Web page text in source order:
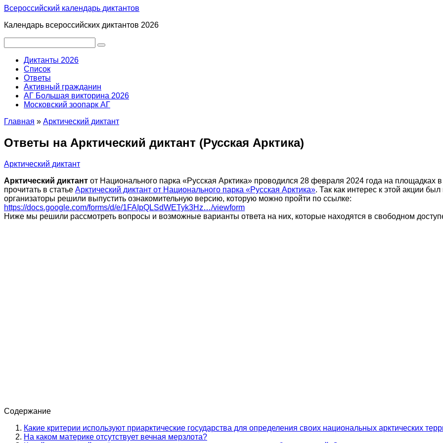
Перейти
контенту
Всероссийский календарь диктантов
Календарь всероссийских диктантов 2026
Диктанты 2026
Список
Ответы
Активный гражданин
АГ Большая викторина 2026
Московский зоопарк АГ
Главная » Арктический диктант
Ответы на Арктический диктант (Русская Арктика)
Арктический диктант
Арктический диктант от Национального парка «Русская Арктика» проводился 28 февраля 2024 года на
прочитать в статье Арктический диктант от Национального парка «Русская Арктика». Так как интерес к этой акции
организаторы решили выпустить ознакомительную версию, которую можно пройти по ссылке:
https://docs.google.com/forms/d/e/1FAIpQLSdWETyk3Hz…/viewform
Ниже мы решили рассмотреть вопросы и возможные варианты ответа на них, которые находятся в свободном
Содержание
Какие критерии используют приарктические государства для определения своих национальных арктических
На каком материке отсутствует вечная мерзлота?